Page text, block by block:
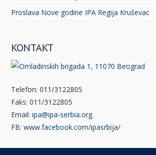
Proslava Nove godine IPA Regija Kruševac
KONTAKT
Telefon: 011/3122805
Faks: 011/3122805
Email:ipa@ipa-serbia.org
FB:www.facebook.com/ipasrbija/